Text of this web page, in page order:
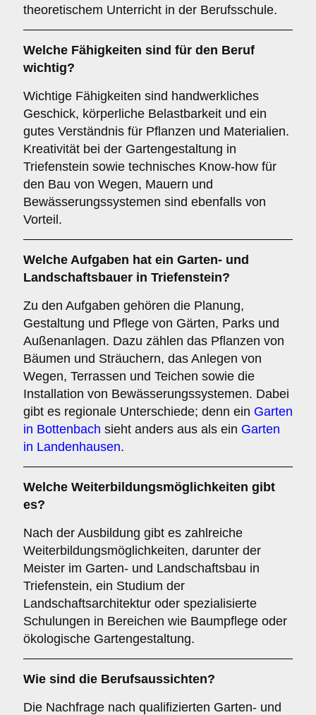
theoretischem Unterricht in der Berufsschule.
Welche Fähigkeiten sind für den Beruf
wichtig?
Wichtige Fähigkeiten sind handwerkliches
Geschick, körperliche Belastbarkeit und ein
gutes Verständnis für Pflanzen und Materialien.
Kreativität bei der Gartengestaltung in
Triefenstein sowie technisches Know-how für
den Bau von Wegen, Mauern und
Bewässerungssystemen sind ebenfalls von
Vorteil.
Welche Aufgaben hat ein Garten- und
Landschaftsbauer in Triefenstein?
Zu den Aufgaben gehören die Planung,
Gestaltung und Pflege von Gärten, Parks und
Außenanlagen. Dazu zählen das Pflanzen von
Bäumen und Sträuchern, das Anlegen von
Wegen, Terrassen und Teichen sowie die
Installation von Bewässerungssystemen. Dabei
gibt es regionale Unterschiede; denn ein Garten
in Bottenbach sieht anders aus als ein Garten
in Landenhausen.
Welche Weiterbildungsmöglichkeiten gibt
es?
Nach der Ausbildung gibt es zahlreiche
Weiterbildungsmöglichkeiten, darunter der
Meister im Garten- und Landschaftsbau in
Triefenstein, ein Studium der
Landschaftsarchitektur oder spezialisierte
Schulungen in Bereichen wie Baumpflege oder
ökologische Gartengestaltung.
Wie sind die Berufsaussichten?
Die Nachfrage nach qualifizierten Garten- und